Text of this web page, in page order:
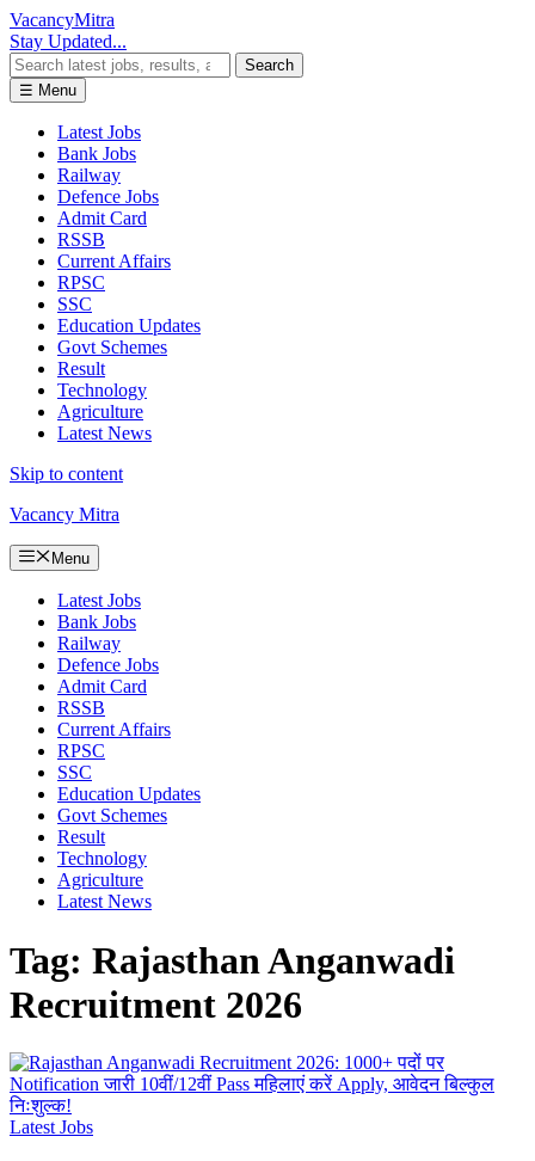
VacancyMitra
Stay Updated...
Search
☰ Menu
Latest Jobs
Bank Jobs
Railway
Defence Jobs
Admit Card
RSSB
Current Affairs
RPSC
SSC
Education Updates
Govt Schemes
Result
Technology
Agriculture
Latest News
Skip to content
Vacancy Mitra
Menu
Latest Jobs
Bank Jobs
Railway
Defence Jobs
Admit Card
RSSB
Current Affairs
RPSC
SSC
Education Updates
Govt Schemes
Result
Technology
Agriculture
Latest News
Tag: Rajasthan Anganwadi
Recruitment 2026
Latest Jobs